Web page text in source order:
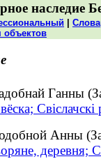
наследие
объектов
Ганны
Свіслачскі
Анны
деревня;